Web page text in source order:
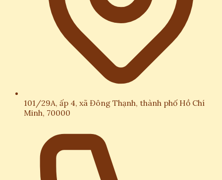
101/29A, ấp 4, xã Đông Thạnh, thành phố Hồ Chí
Minh, 70000